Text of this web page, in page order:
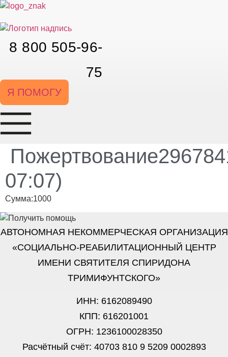
Перейти
содержимому
8 800 505-96-
75
Я ПОМОГУ
07:07)
Сумма:1000
АВТОНОМНАЯ НЕКОММЕРЧЕСКАЯ ОРГАНИЗАЦИЯ
«СОЦИАЛЬНО-РЕАБИЛИТАЦИОННЫЙ ЦЕНТР
ИМЕНИ СВЯТИТЕЛЯ СПИРИДОНА
ТРИМИФУНТСКОГО»
ИНН: 6162089490
КПП: 616201001
ОГРН: 1236100028350
Расчётный счёт: 40703 810 9 5209 0002893